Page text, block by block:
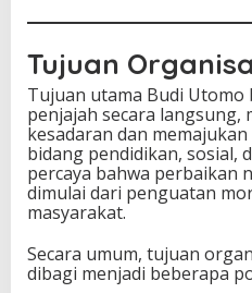
Tujuan
Tujuan utama Budi
penjajah secara langsung,
kesadaran dan
bidang pendidikan, sosial,
percaya bahwa perbaikan
dimulai dari penguatan
masyarakat.
Secara umum, tujuan
dibagi menjadi beberapa